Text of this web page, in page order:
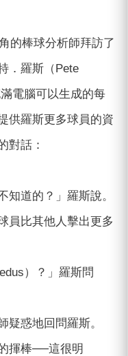
的棒球分析師拜訪了
．羅斯（Pete
電腦可以生成的每
供羅斯更多球員的資
對話：
知道的？」羅斯說。
員比其他人擊出更多
）？」羅斯問
疑惑地回問羅斯。
揮棒──這很明